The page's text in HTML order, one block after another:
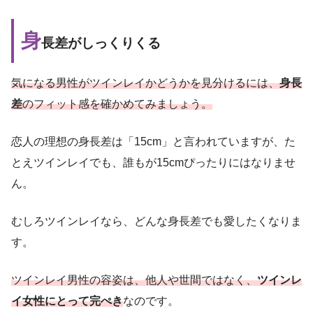
身長差がしっくりくる
気になる男性がツインレイかどうかを見分けるには、身長
差のフィット感を確かめてみましょう。
恋人の理想の身長差は「15cm」と言われていますが、た
とえツインレイでも、誰もが15cmぴったりにはなりませ
ん。
むしろツインレイなら、どんな身長差でも愛したくなりま
す。
ツインレイ男性の容姿は、他人や世間ではなく、ツインレ
イ女性にとって完ぺきなのです。